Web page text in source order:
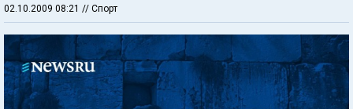
02.10.2009 08:21 // Спорт